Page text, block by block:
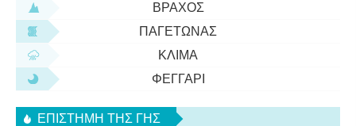
ΒΡΆΧΟΣ
ΠΑΓΕΤΏΝΑΣ
ΚΛΊΜΑ
ΦΕΓΓΆΡΙ
ΕΠΙΣΤΉΜΗ ΤΗΣ ΓΗΣ